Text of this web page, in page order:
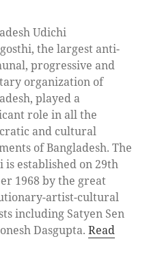
Udichi
the largest anti-
progressive and
organization of
played a
role in all the
and cultural
of Bangladesh. The
is established on 29th
1968 by the great
artist-cultural
including Satyen Sen
Dasgupta.Read